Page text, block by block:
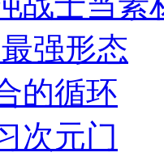
强形态
的循环
次元门